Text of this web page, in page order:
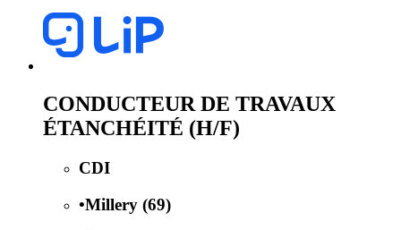
CONDUCTEUR DE TRAVAUX
ÉTANCHÉITÉ (H/F)
CDI
•Millery (69)